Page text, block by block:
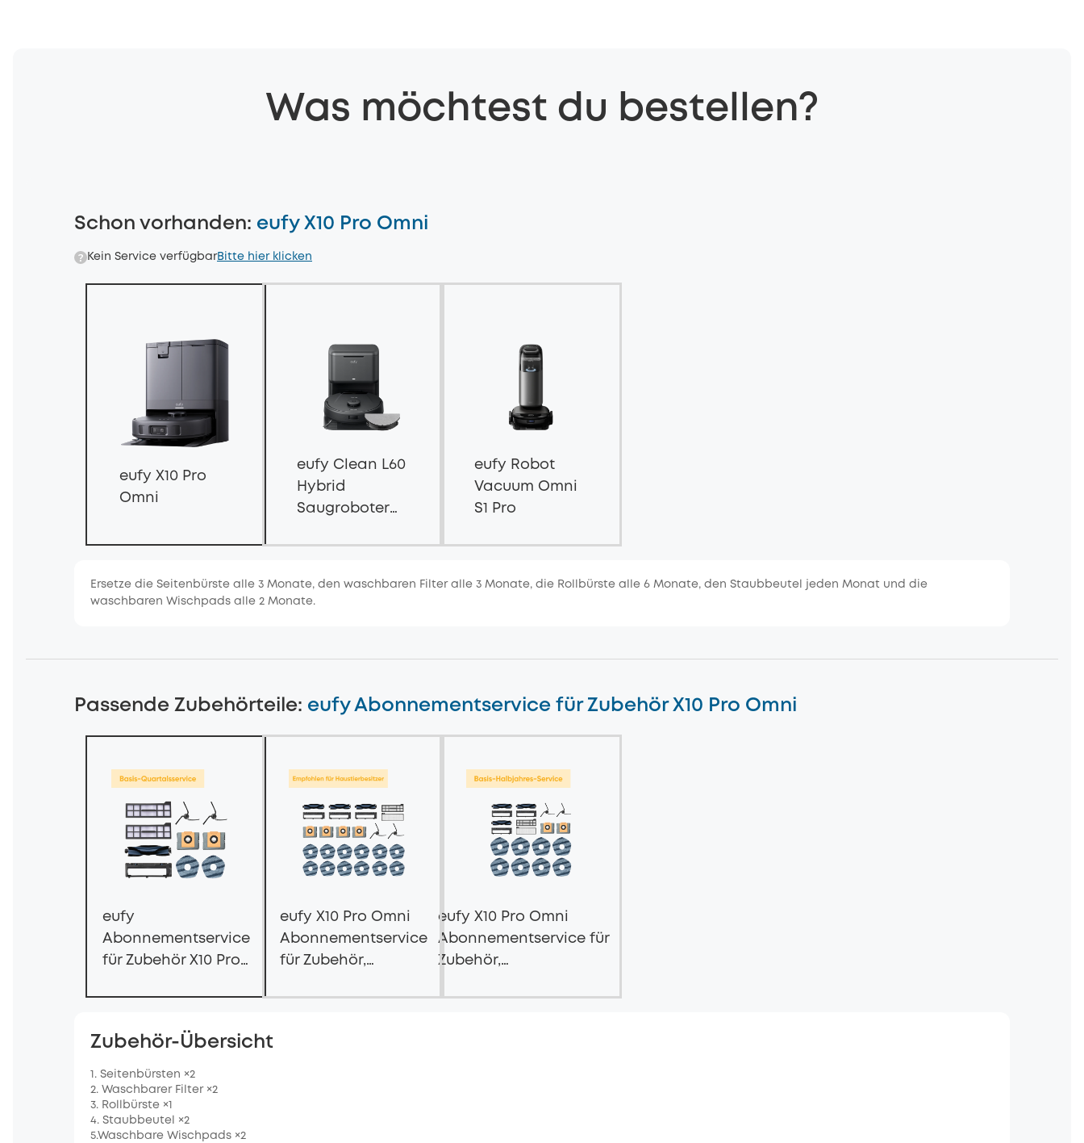
Was möchtest du bestellen?
Schon vorhanden: eufy X10 Pro Omni
Kein Service verfügbarBitte hier klicken
eufy X10 Pro
Omni
eufy Clean L60
Hybrid
Saugroboter
Wischfunktion
eufy Robot
Vacuum Omni
S1 Pro
Ersetze die Seitenbürste alle 3 Monate, den waschbaren Filter alle 3 Monate, die Rollbürste alle 6 Monate, den Staubbeutel jeden Monat und die
waschbaren Wischpads alle 2 Monate.
Passende Zubehörteile: eufy Abonnementservice für Zubehör X10 Pro Omni
eufy
Abonnementservice
für Zubehör X10 Pro
eufy X10 Pro Omni
Abonnementservice
für Zubehör,
eufy X10 Pro Omni
Abonnementservice für
Zubehör,
Zubehör-Übersicht
1. Seitenbürsten ×2
2. Waschbarer Filter ×2
3. Rollbürste ×1
4. Staubbeutel ×2
5.Waschbare Wischpads ×2